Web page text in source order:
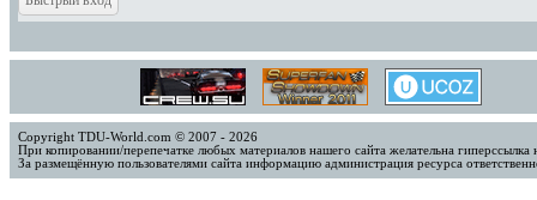
Copyright TDU-World.com © 2007 - 2026
При копировании/перепечатке любых материалов нашего сайта желательна
За размещённую пользователями сайта информацию администрация ресурса